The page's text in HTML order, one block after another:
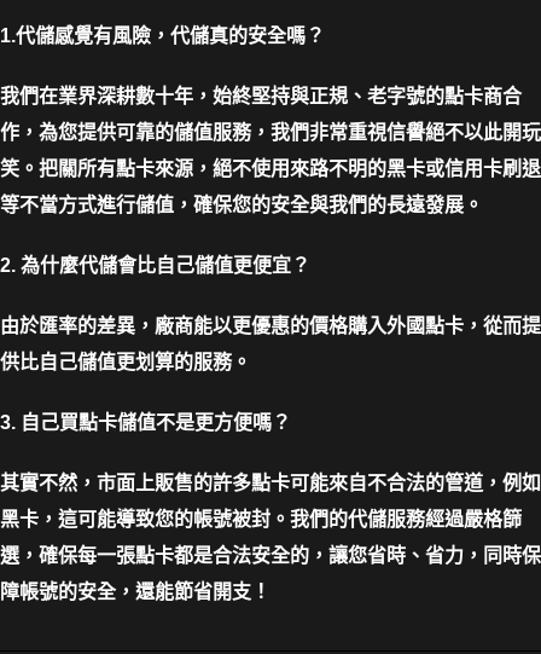
1.代儲感覺有風險，代儲真的安全嗎？
我們在業界深耕數十年，始終堅持與正規、老字號的點卡商合
作，為您提供可靠的儲值服務，我們非常重視信譽絕不以此開玩
笑。把關所有點卡來源，絕不使用來路不明的黑卡或信用卡刷退
等不當方式進行儲值，確保您的安全與我們的長遠發展。
2. 為什麼代儲會比自己儲值更便宜？
由於匯率的差異，廠商能以更優惠的價格購入外國點卡，從而提
供比自己儲值更划算的服務。
3. 自己買點卡儲值不是更方便嗎？
其實不然，市面上販售的許多點卡可能來自不合法的管道，例如
黑卡，這可能導致您的帳號被封。我們的代儲服務經過嚴格篩
選，確保每一張點卡都是合法安全的，讓您省時、省力，同時保
障帳號的安全，還能節省開支！